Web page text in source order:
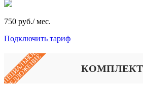
750 руб./ мес.
Подключить тариф
ПРЕДЛОЖЕНИЕ КОМПЛЕКТ